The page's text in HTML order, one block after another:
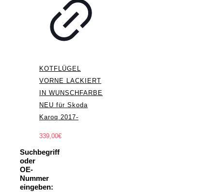
KOTFLÜGEL
VORNE LACKIERT
IN WUNSCHFARBE
NEU für Skoda
Karoq 2017-
339,00€
Suchbegriff
oder
OE-
Nummer
eingeben: